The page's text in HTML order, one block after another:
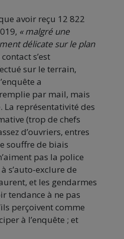
avoir reçu 12 822
« malgré une
délicate sur le plan
contact s’est
sur le terrain,
a
par mail, mais
La représentativité des
(trop de chefs
d’ouvriers, entres
souffre de biais
pas la police
s’auto-exclure de
et les gendarmes
tendance à ne pas
perçoivent comme
à l’enquête ; et